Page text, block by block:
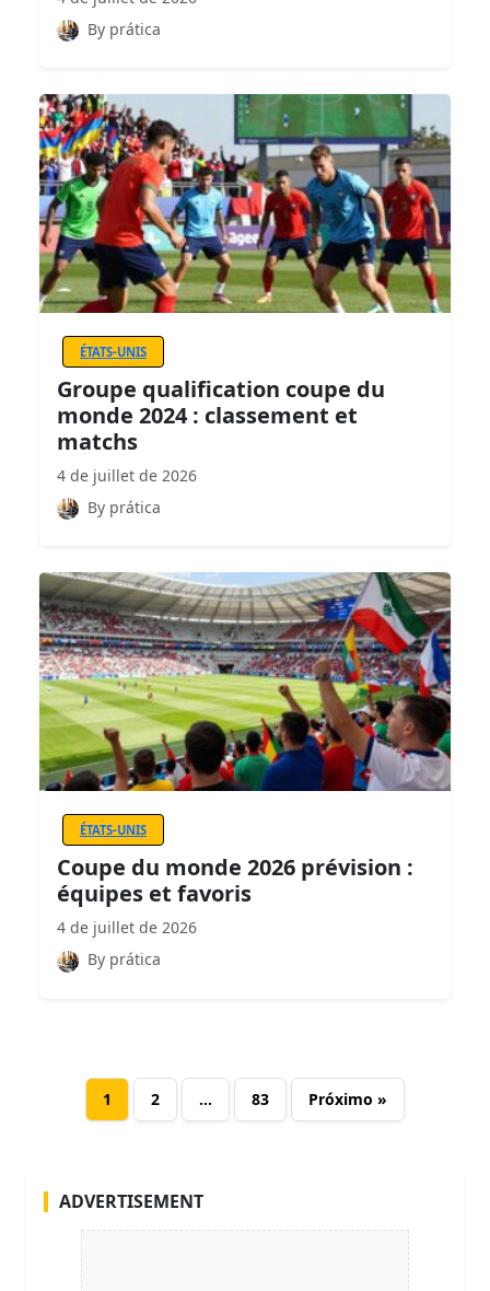
By prática
ÉTATS-UNIS
Groupe qualification coupe du
monde 2024 : classement et
matchs
4 de juillet de 2026
By prática
ÉTATS-UNIS
Coupe du monde 2026 prévision :
équipes et favoris
4 de juillet de 2026
By prática
1 2 … 83 Próximo »
ADVERTISEMENT